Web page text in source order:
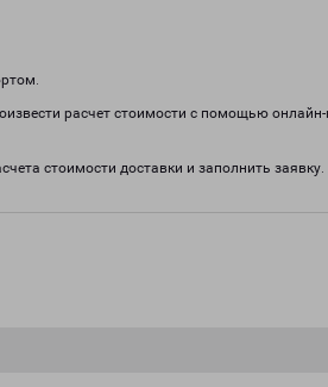
расчет стоимости с помощью онлайн-
стоимости доставки и заполнить